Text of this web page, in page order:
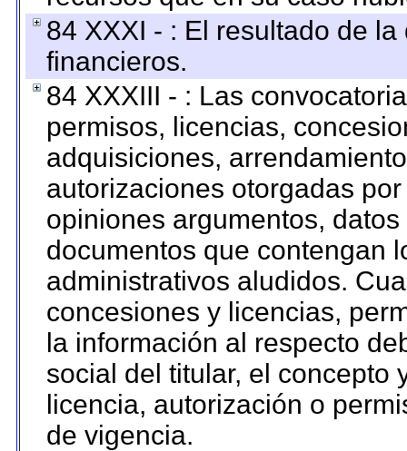
84 XXXI - : El resultado de
financieros.
84 XXXIII - : Las
permisos, licencias,
adquisiciones,
autorizaciones otorgadas
opiniones argumentos,
documentos que contengan
administrativos aludidos.
concesiones y licencias,
la información al respecto
social del titular, el concepto
licencia, autorización o
de vigencia.